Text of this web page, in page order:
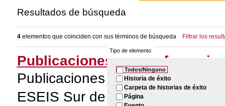
Resultados de búsqueda
4elementos que coinciden con sus términos de búsqueda Filtrar los
Tipo de elemento
Todos/Ninguno
Historia de éxito
Carpeta de historias de éxito
Página
Publicaciones y transferencia
Publicaciones y actividades de
ESEIS Sur de Europa 2022